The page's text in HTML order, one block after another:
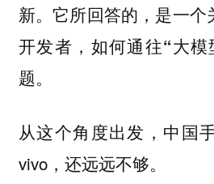
新。它所回答的，是一个
开发者，如何通往“大
题。
从这个角度出发，中国
vivo，还远远不够。